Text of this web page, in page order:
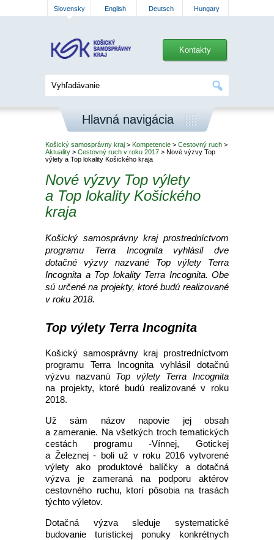
Slovensky English Deutsch Hungary
Kontakty
Hlavná navigácia
Košický samosprávny kraj > Kompetencie > Cestovný ruch >
Aktuality > Cestovný ruch v roku 2017 > Nové výzvy Top
výlety a Top lokality Košického kraja
Nové výzvy Top výlety
a Top lokality Košického
kraja
Košický samosprávny kraj prostredníctvom
programu Terra Incognita vyhlásil dve
dotačné výzvy nazvané Top výlety Terra
Incognita a Top lokality Terra Incognita. Obe
sú určené na projekty, ktoré budú realizované
v roku 2018.
Top výlety Terra Incognita
Košický samosprávny kraj prostredníctvom
programu Terra Incognita vyhlásil dotačnú
výzvu nazvanú Top výlety Terra Incognita
na projekty, ktoré budú realizované v roku
2018.
Už sám názov napovie jej obsah
a zameranie. Na všetkých troch tematických
cestách programu -Vínnej, Gotickej
a Železnej - boli už v roku 2016 vytvorené
výlety ako produktové balíčky a dotačná
výzva je zameraná na podporu aktérov
cestovného ruchu, ktorí pôsobia na trasách
týchto výletov.
Dotačná výzva sleduje systematické
budovanie turistickej ponuky konkrétnych